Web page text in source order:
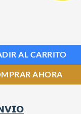
AL CARRITO
AHORA